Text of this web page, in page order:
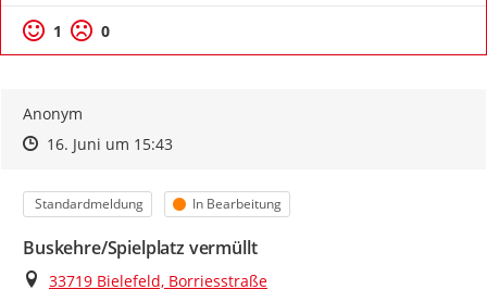
1 0
Anonym
Zeitpunkt des Erstellens
Zeitpunkt des Erstellens
16. Juni um 15:43Zur Äußerung
Kategorie
Standardmeldung Status
In Bearbeitung
Buskehre/Spielplatz vermüllt
Ort
33719 Bielefeld, Borriesstraße